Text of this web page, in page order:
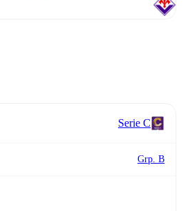
Serie C
Grp. B